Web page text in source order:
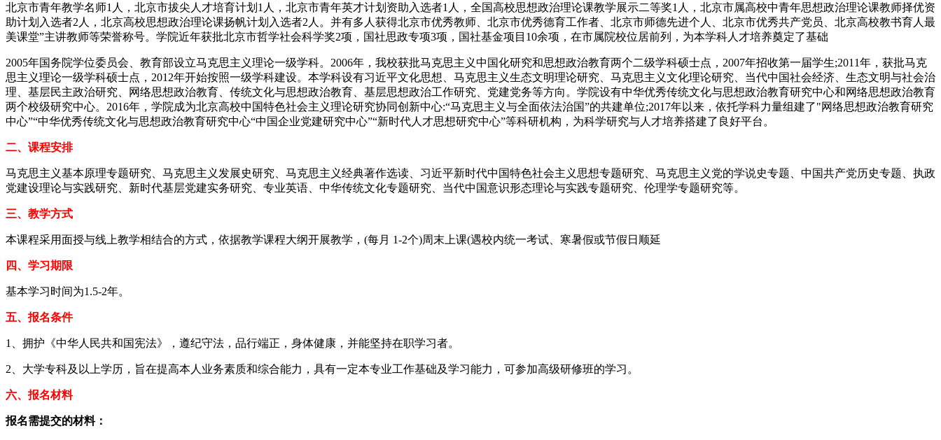
北京市青年教学名师1人，北京市拔尖人才培育计划1人，北京市青年英才计划资助入选者1人，全国高校思想政治理论课教学展示二等奖1人，北京市属高校中青年思想政治理论课教师择优资
助计划入选者2人，北京高校思想政治理论课扬帆计划入选者2人。并有多人获得北京市优秀教师、北京市优秀德育工作者、北京市师德先进个人、北京市优秀共产党员、北京高校教书育人最
美课堂”主讲教师等荣誉称号。学院近年获批北京市哲学社会科学奖2项，国社思政专项3项，国社基金项目10余项，在市属院校位居前列，为本学科人才培养奠定了基础
2005年国务院学位委员会、教育部设立马克思主义理论一级学科。2006年，我校获批马克思主义中国化研究和思想政治教育两个二级学科硕士点，2007年招收第一届学生;2011年，获批马克
思主义理论一级学科硕士点，2012年开始按照一级学科建设。本学科设有习近平文化思想、马克思主义生态文明理论研究、马克思主义文化理论研究、当代中国社会经济、生态文明与社会治
理、基层民主政治研究、网络思想政治教育、传统文化与思想政治教育、基层思想政治工作研究、党建党务等方向。学院设有中华优秀传统文化与思想政治教育研究中心和网络思想政治教育
两个校级研究中心。2016年，学院成为北京高校中国特色社会主义理论研究协同创新中心:“马克思主义与全面依法治国”的共建单位;2017年以来，依托学科力量组建了"网络思想政治教育研究
中心”“中华优秀传统文化与思想政治教育研究中心“中国企业党建研究中心”“新时代人才思想研究中心”等科研机构，为科学研究与人才培养搭建了良好平台。
二、课程安排
马克思主义基本原理专题研究、马克思主义发展史研究、马克思主义经典著作选读、习近平新时代中国特色社会主义思想专题研究、马克思主义党的学说史专题、中国共产党历史专题、执政
党建设理论与实践研究、新时代基层党建实务研究、专业英语、中华传统文化专题研究、当代中国意识形态理论与实践专题研究、伦理学专题研究等。
三、教学方式
本课程采用面授与线上教学相结合的方式，依据教学课程大纲开展教学，(每月 1-2个)周末上课(遇校内统一考试、寒暑假或节假日顺延
四、学习期限
基本学习时间为1.5-2年。
五、报名条件
1、拥护《中华人民共和国宪法》，遵纪守法，品行端正，身体健康，并能坚持在职学习者。
2、大学专科及以上学历，旨在提高本人业务素质和综合能力，具有一定本专业工作基础及学习能力，可参加高级研修班的学习。
六、报名材料
报名需提交的材料：